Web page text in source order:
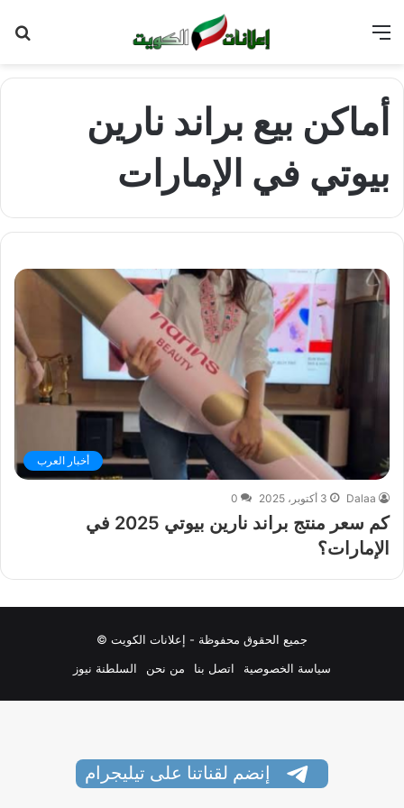
أماكن بيع براند نارين
بيوتي في الإمارات
أخبار العرب
Dalaa 3 أكتوبر، 2025 0
كم سعر منتج براند نارين بيوتي 2025 في
الإمارات؟
جميع الحقوق محفوظة - إعلانات الكويت ©
سياسة الخصوصية
اتصل بنا من نحن السلطنة نيوز
إنضم لقناتنا على تيليجرام